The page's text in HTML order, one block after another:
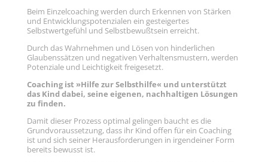
Beim Einzelcoaching werden durch Erkennen von Stärken
und Entwicklungspotenzialen ein gesteigertes
Selbstwertgefühl und Selbstbewußtsein erreicht.
Durch das Wahrnehmen und Lösen von hinderlichen
Glaubenssätzen und negativen Verhaltensmustern, werden
Potenziale und Leichtigkeit freigesetzt.
Coaching ist »Hilfe zur Selbsthilfe« und unterstützt
das Kind dabei, seine eigenen, nachhaltigen Lösungen
zu finden.
Damit dieser Prozess optimal gelingen baucht es die
Grundvoraussetzung, dass ihr Kind offen für ein Coaching
ist und sich seiner Herausforderungen in irgendeiner Form
bereits bewusst ist.